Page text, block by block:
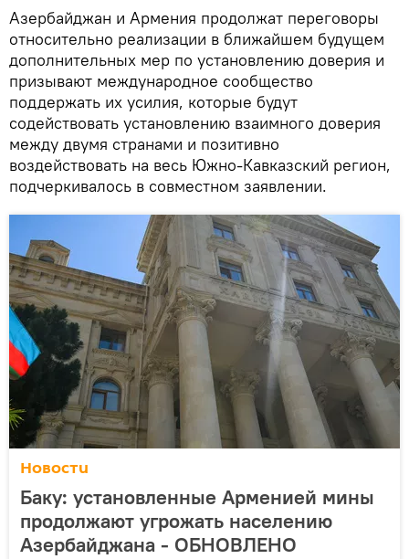
Азербайджан и Армения продолжат переговоры
относительно реализации в ближайшем будущем
дополнительных мер по установлению доверия и
призывают международное сообщество
поддержать их усилия, которые будут
содействовать установлению взаимного доверия
между двумя странами и позитивно
воздействовать на весь Южно-Кавказский регион,
подчеркивалось в совместном заявлении.
Новости
Баку: установленные Арменией мины
продолжают угрожать населению
Азербайджана - ОБНОВЛЕНО